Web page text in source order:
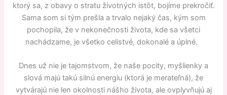
ktorý sa, z obavy o stratu životných istôt, bojíme prekročiť.
Sama som si tým prešla a trvalo nejaký čas, kým som
pochopila, že v nekonečnosti života, kde sa všetci
nachádzame, je všetko celistvé, dokonalé a úplné.
Dnes už nie je tajomstvom, že naše pocity, myšlienky a
slová majú takú silnú energiu (ktorá je merateľná), že
vytvárajú nie len okolnosti nášho života, ale ovplyvňujú aj